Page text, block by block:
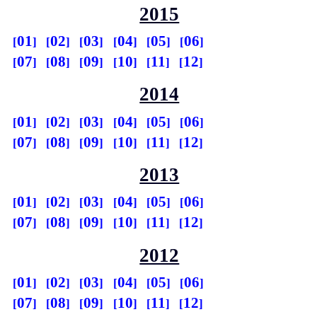
2015
01 02 03 04 05
06
07
08 09 10 11 12
2014
01 02 03 04 05
06
07
08 09 10 11 12
2013
01 02 03 04 05
06
07
08 09 10 11 12
2012
01 02 03 04 05
06
07
08 09 10 11 12